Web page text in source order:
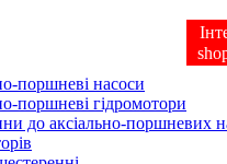
поршневі насоси
поршневі гідромотори
до аксіально-поршневих